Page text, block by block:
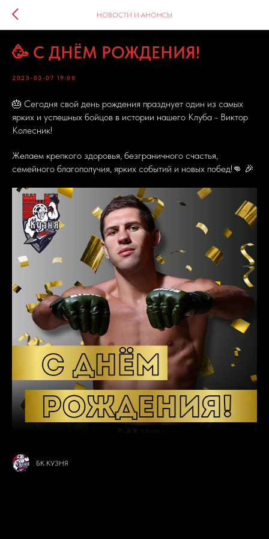
НОВОСТИ И АНОНСЫ
🥳 С ДНЁМ РОЖДЕНИЯ!
2025-03-07 19:00
🎂 Сегодня свой день рождения празднует один из самых
ярких и успешных бойцов в истории нашего Клуба - Виктор
Колесник!
Желаем крепкого здоровья, безграничного счастья,
семейного благополучия, ярких событий и новых побед!👊 🎉
БК КУЗНЯ